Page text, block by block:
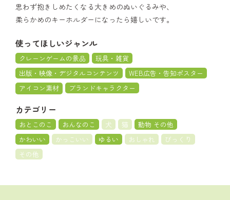
思わず抱きしめたくなる大きめのぬいぐるみや、
柔らかめのキーホルダーになったら嬉しいです。
使ってほしいジャンル
クレーンゲームの景品
玩具・雑貨
出版・映像・デジタルコンテンツ
WEB広告・告知ポスター
アイコン素材
ブランドキャラクター
カテゴリー
おとこのこ おんなのこ 犬 猫
動物 その他
かわいい
かっこいい ゆるい おしゃれ
びっくり
その他